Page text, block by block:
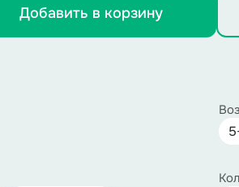
Добавить в корзину